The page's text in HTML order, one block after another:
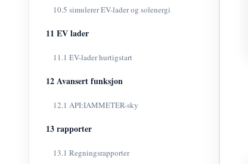
10.5 simulerer EV-lader og solenergi
11 EV lader
11.1 EV-lader hurtigstart
12 Avansert funksjon
12.1 API:IAMMETER-sky
13 rapporter
13.1 Regningsrapporter